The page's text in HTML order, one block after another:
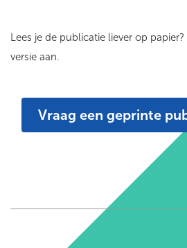
Lees je de publicatie liever op
versie aan.
Vraag een geprinte